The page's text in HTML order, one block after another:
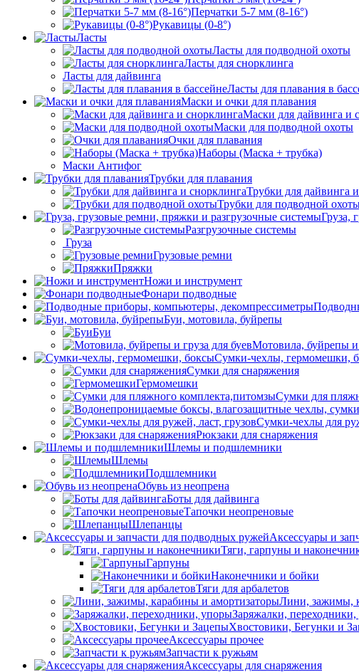
Перчатки 5-7 мм (8-16°)
Рукавицы (0-8°)
Ласты
Ласты для подводной охоты
Ласты для снорклинга
Ласты для дайвинга
Ласты для плавания в
Маски и очки для плавания
Маски для дайвинга и
Маски для подводной охоты
Очки для плавания
Наборы (Маска + трубка)
Маски Антифог
Трубки для плавания
Трубки для дайвинга
Трубки для подводной
Груза,
Разгрузочные системы
Груза
Грузовые ремни
Пряжки
Ножи и инструмент
Фонари подводные
Буи, мотовила, буйрепы
Буи
Мотовила, буйрепы и
Сумки-чехлы, гермомешки,
Сумки для снаряжения
Гермомешки
Сумки для
Сумки-чехлы для
Рюкзаки для снаряжения
Шлемы и подшлемники
Шлемы
Подшлемники
Обувь из неопрена
Боты для дайвинга
Тапочки неопреновые
Шлепанцы
Аксессуары и
Тяги, гарпуны и
Гарпуны
Наконечники и бойки
Тяги для арбалетов
Лини, зажимы,
Заряжалки,
Хвостовики, Бегунки и
Аксессуары прочее
Запчасти к ружьям
Аксессуары для снаряжения